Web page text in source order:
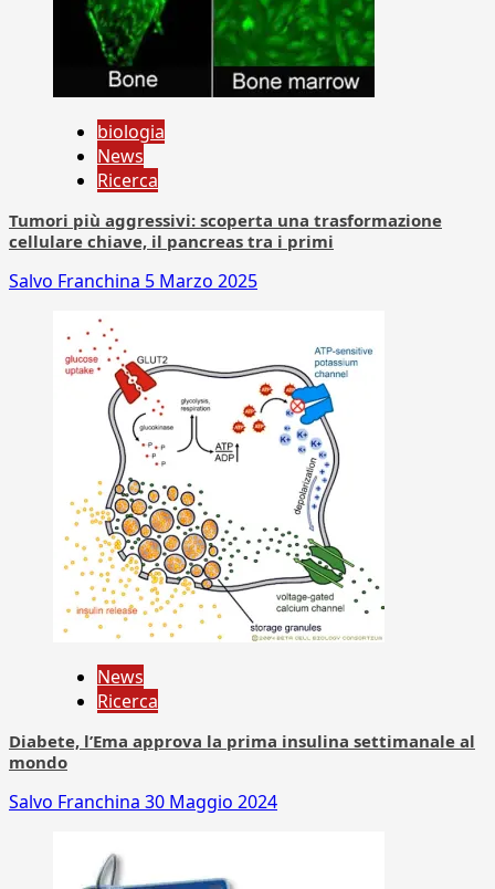
biologia
News
Ricerca
Tumori più aggressivi: scoperta una trasformazione
cellulare chiave, il pancreas tra i primi
Salvo Franchina 5 Marzo 2025
News
Ricerca
Diabete, l’Ema approva la prima insulina settimanale al
mondo
Salvo Franchina 30 Maggio 2024